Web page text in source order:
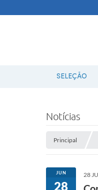
SELEÇÃO
Notícias
Principal
JUN
28
28